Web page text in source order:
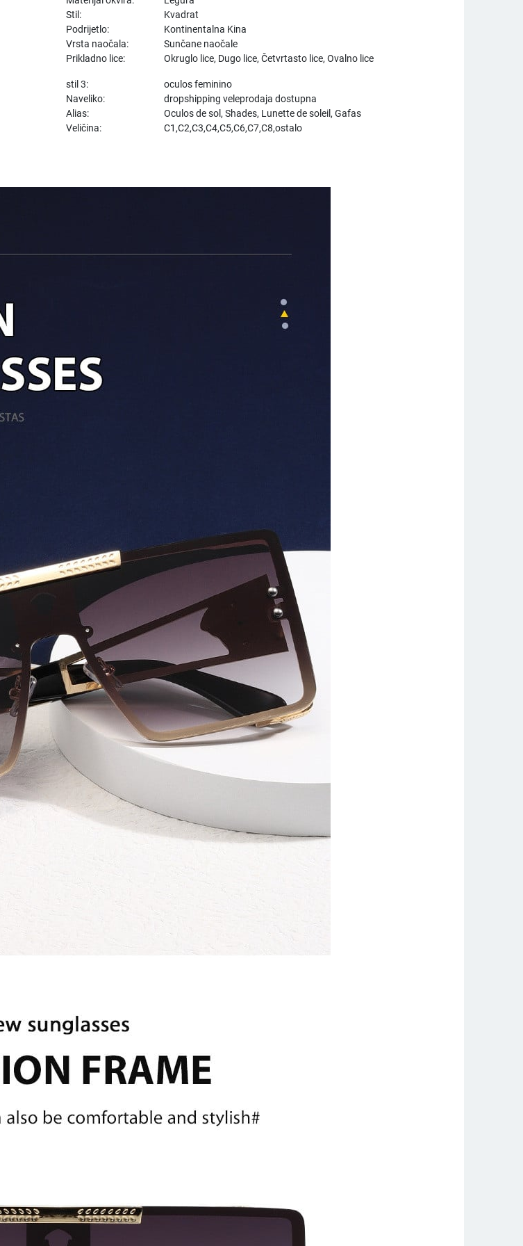
Stil:
Kvadrat
Podrijetlo:
Kontinentalna Kina
Vrsta naočala:
Sunčane naočale
Prikladno lice:
Okruglo lice, Dugo lice, Četvrtasto lice, Ovalno lice
stil 3:
oculos feminino
Naveliko:
dropshipping veleprodaja dostupna
Alias:
Oculos de sol, Shades, Lunette de soleil, Gafas
Veličina: C1,C2,C3,C4,C5,C6,C7,C8,ostalo